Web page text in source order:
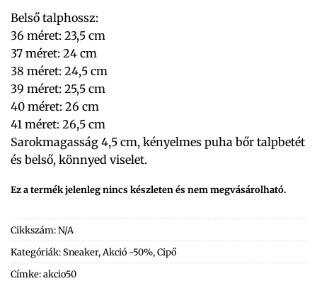
Belső talphossz:
36 méret: 23,5 cm
37 méret: 24 cm
38 méret: 24,5 cm
39 méret: 25,5 cm
40 méret: 26 cm
41 méret: 26,5 cm
Sarokmagasság 4,5 cm, kényelmes puha bőr talpbetét
és belső, könnyed viselet.
Ez a termék jelenleg nincs készleten és nem megvásárolható.
Cikkszám:N/A
Kategóriák:Sneaker,Akció -50%,Cipő
Címke:akcio50